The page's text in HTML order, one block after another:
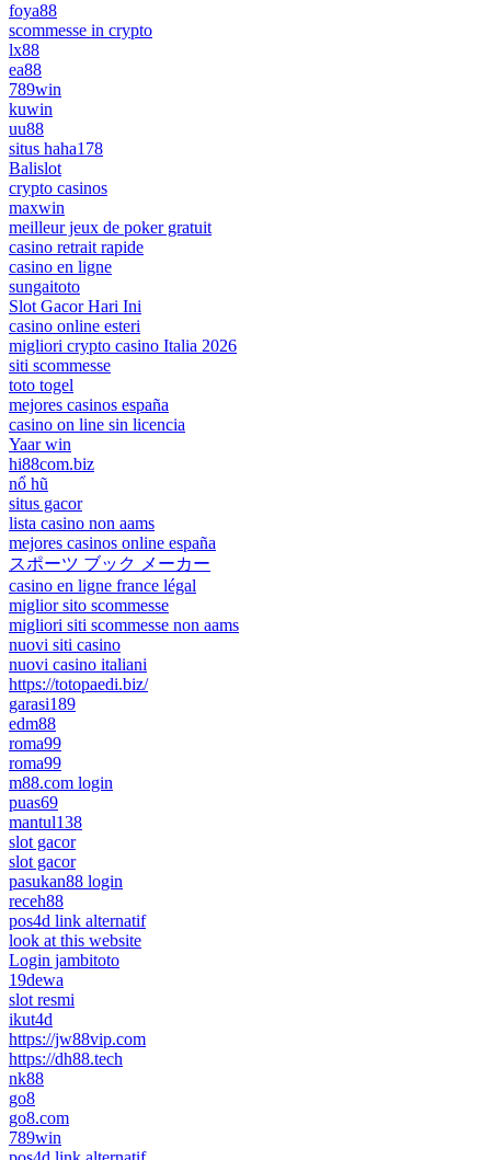
foya88
scommesse in crypto
lx88
ea88
789win
kuwin
uu88
situs haha178
Balislot
crypto casinos
maxwin
meilleur jeux de poker gratuit
casino retrait rapide
casino en ligne
sungaitoto
Slot Gacor Hari Ini
casino online esteri
migliori crypto casino Italia 2026
siti scommesse
toto togel
mejores casinos españa
casino on line sin licencia
Yaar win
hi88com.biz
nổ hũ
situs gacor
lista casino non aams
mejores casinos online españa
スポーツ ブック メーカー
casino en ligne france légal
miglior sito scommesse
migliori siti scommesse non aams
nuovi siti casino
nuovi casino italiani
https://totopaedi.biz/
garasi189
edm88
roma99
roma99
m88.com login
puas69
mantul138
slot gacor
slot gacor
pasukan88 login
receh88
pos4d link alternatif
look at this website
Login jambitoto
19dewa
slot resmi
ikut4d
https://jw88vip.com
https://dh88.tech
nk88
go8
go8.com
789win